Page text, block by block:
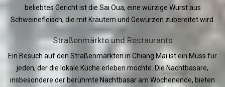
beliebtes Gericht ist die Sai Oua, eine würzige Wurst aus
Schweinefleisch, die mit Kräutern und Gewürzen zubereitet wird.
Straßenmärkte und Restaurants
Ein Besuch auf den Straßenmärkten in Chiang Mai ist ein Muss für
jeden, der die lokale Küche erleben möchte. Die Nachtbasare,
insbesondere der berühmte Nachtbasar am Wochenende, bieten